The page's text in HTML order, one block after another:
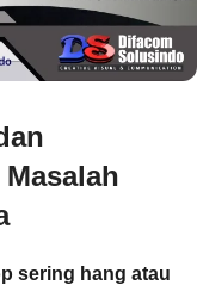
sering hang atau